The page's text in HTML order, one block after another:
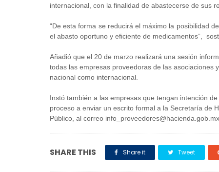
internacional, con la finalidad de abastecerse de sus
“De esta forma se reducirá el máximo la posibilidad
el abasto oportuno y eficiente de medicamentos”,
Añadió que el 20 de marzo realizará una sesión
todas las empresas proveedoras de las asociaciones
nacional como internacional.
Instó también a las empresas que tengan intención
proceso a enviar un escrito formal a la Secretaría de
Público, al correo
SHARE THIS Share it Tweet